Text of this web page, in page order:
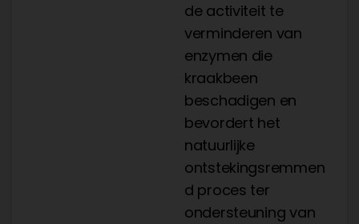
de activiteit te
verminderen van
enzymen die
kraakbeen
beschadigen en
bevordert het
natuurlijke
ontstekingsremmen
d proces ter
ondersteuning van